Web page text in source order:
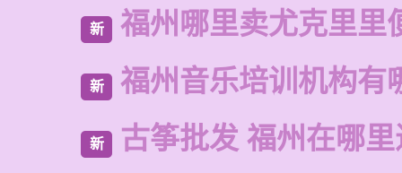
新 福州哪里卖尤克里里
新 福州音乐培训机构有
新 古筝批发 福州在哪